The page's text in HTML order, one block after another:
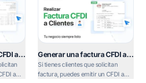
a
a
Generar una factura CFDI a
Clientes en SICAR X
Si tienes clientes que solicitan
factura, puedes emitir un CFDI a